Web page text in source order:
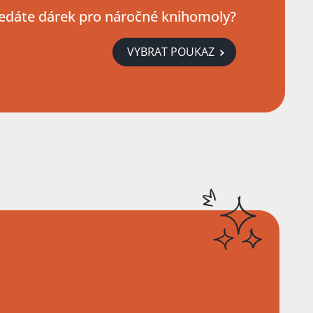
dárek pro náročné knihomoly?
VYBRAT POUKAZ